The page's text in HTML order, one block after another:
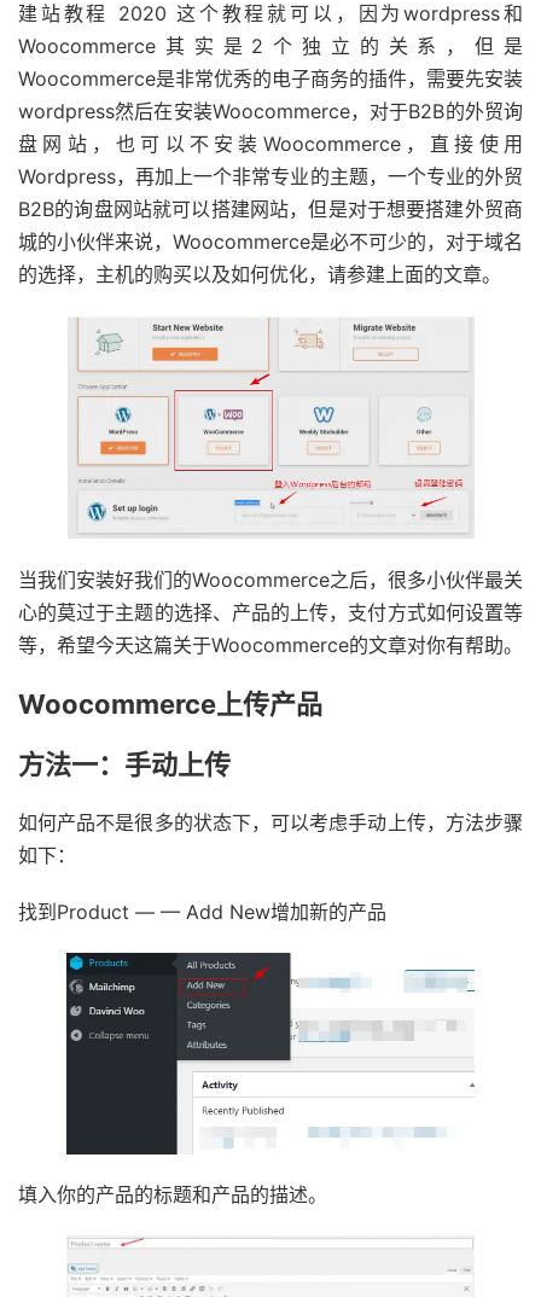
建站教程 2020 这个教程就可以，因为wordpress和
Woocommerce其实是2个独立的关系，但是
Woocommerce是非常优秀的电子商务的插件，需要先安装
wordpress然后在安装Woocommerce，对于B2B的外贸询
盘网站，也可以不安装Woocommerce，直接使用
Wordpress，再加上一个非常专业的主题，一个专业的外贸
B2B的询盘网站就可以搭建网站，但是对于想要搭建外贸商
城的小伙伴来说，Woocommerce是必不可少的，对于域名
的选择，主机的购买以及如何优化，请参建上面的文章。
当我们安装好我们的Woocommerce之后，很多小伙伴最关
心的莫过于主题的选择、产品的上传，支付方式如何设置等
等，希望今天这篇关于Woocommerce的文章对你有帮助。
Woocommerce上传产品
方法一：手动上传
如何产品不是很多的状态下，可以考虑手动上传，方法步骤
如下：
找到Product — — Add New增加新的产品
填入你的产品的标题和产品的描述。